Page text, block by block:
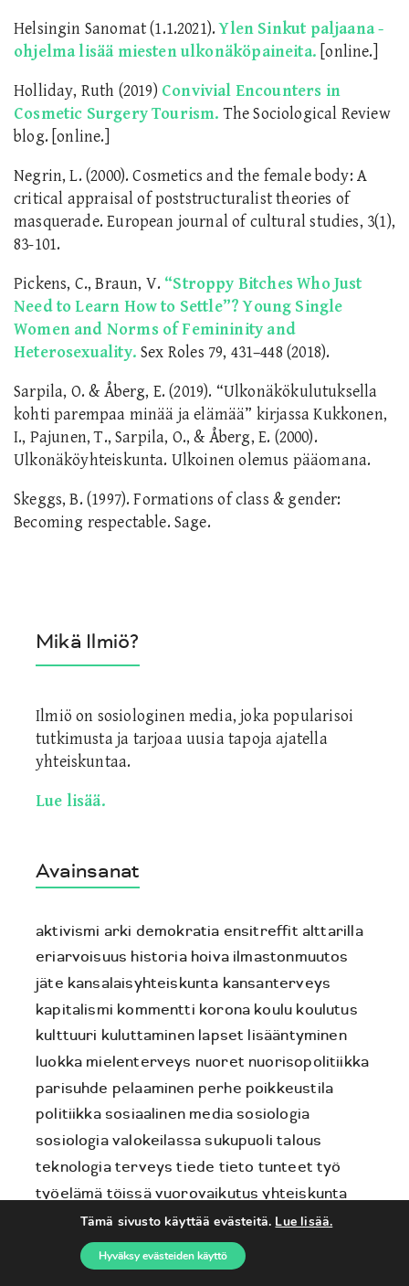
Mikä Ilmiö?
Ilmiö on sosiologinen media, joka popularisoi
tutkimusta ja tarjoaa uusia tapoja ajatella
yhteiskuntaa.
Lue lisää.
Avainsanat
aktivismi arki demokratia ensitreffit alttarilla
eriarvoisuus historia hoiva ilmastonmuutos
jäte kansalaisyhteiskunta kansanterveys
kapitalismi kommentti korona koulu koulutus
kulttuuri kuluttaminen lapset lisääntyminen
luokka mielenterveys nuoret nuorisopolitiikka
parisuhde pelaaminen perhe poikkeustila
politiikka sosiaalinen media sosiologia
sosiologia valokeilassa sukupuoli talous
teknologiaterveys tiede tieto tunteet työ
työelämä töissä vuorovaikutus yhteiskunta
ympäristö
Tuoreimmat
Helsingin Sanomat (1.1.2021).Ylen Sinkut paljaana -
ohjelma lisää miesten ulkonäköpaineita. [online.]
Holliday, Ruth (2019) Convivial Encounters in
Cosmetic Surgery Tourism. The Sociological Review
blog. [online.]
Negrin, L. (2000). Cosmetics and the female body: A
critical appraisal of poststructuralist theories of
masquerade. European journal of cultural studies, 3(1),
83-101.
Pickens, C., Braun, V. “Stroppy Bitches Who Just
Need to Learn How to Settle”? Young Single
Women and Norms of Femininity and
Heterosexuality. Sex Roles 79, 431–448 (2018).
Sarpila, O. & Åberg, E. (2019). “Ulkonäkökulutuksella
kohti parempaa minää ja elämää” kirjassa Kukkonen,
I., Pajunen, T., Sarpila, O., & Åberg, E. (2000).
Ulkonäköyhteiskunta. Ulkoinen olemus pääomana.
Skeggs, B. (1997). Formations of class & gender:
Becoming respectable. Sage.
Tämä sivusto käyttää evästeitä. Lue lisää.
Hyväksy evästeiden käyttö